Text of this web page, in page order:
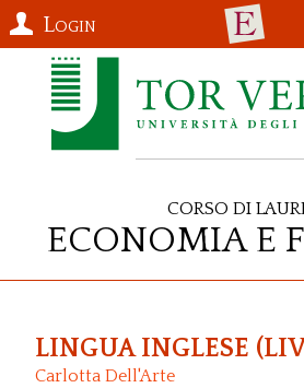
Login
Corso di
Economia e
LINGUA INGLESE
Carlotta Dell'Arte